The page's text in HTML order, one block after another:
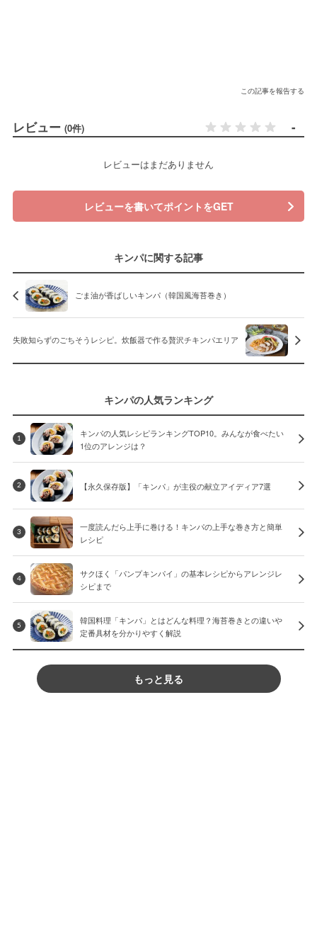
この記事を報告する
レビュー (0件) -
レビューはまだありません
レビューを書いてポイントをGET
キンパに関する記事
ごま油が香ばしいキンパ（韓国風海苔巻き）
失敗知らずのごちそうレシピ。炊飯器で作る贅沢チキンパエリア
キンパの人気ランキング
1
キンパの人気レシピランキングTOP10。みんなが食べたい
1位のアレンジは？
2 【永久保存版】「キンパ」が主役の献立アイディア7選
3
一度読んだら上手に巻ける！キンパの上手な巻き方と簡単
レシピ
4
サクほく「パンプキンパイ」の基本レシピからアレンジレ
シピまで
5
韓国料理「キンパ」とはどんな料理？海苔巻きとの違いや
定番具材を分かりやすく解説
もっと見る